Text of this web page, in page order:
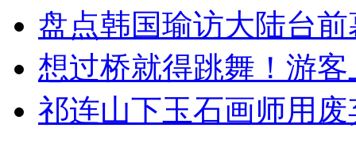
盘点韩国瑜访大陆台
想过桥就得跳舞！游客
祁连山下玉石画师用